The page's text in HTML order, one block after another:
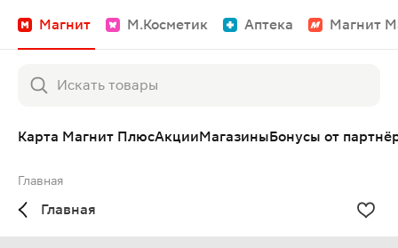
Магнит М.Косметик Аптека Магнит
Карта Магнит ПлюсАкцииМагазиныБонусы от
Главная
Главная